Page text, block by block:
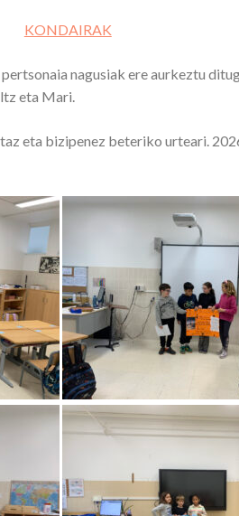
KONDAIRAK
nagusiak ere aurkeztu
eta Mari.
eta bizipenez beteriko urteari.